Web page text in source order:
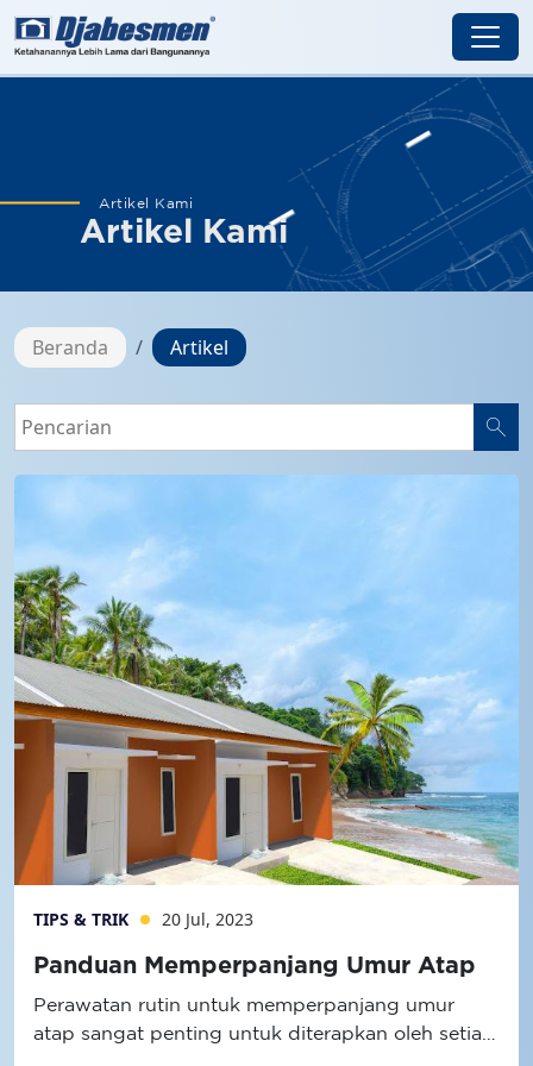
Artikel Kami
Artikel Kami
Beranda Artikel
TIPS & TRIK 20 Jul, 2023
Panduan Memperpanjang Umur Atap
Perawatan rutin untuk memperpanjang umur
atap sangat penting untuk diterapkan oleh setiap
pemilik rumah.
search